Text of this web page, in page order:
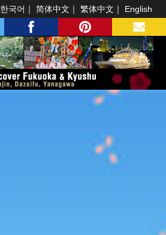
한국어 简体中文 繁体中文 English
facebook pinterest MAIL